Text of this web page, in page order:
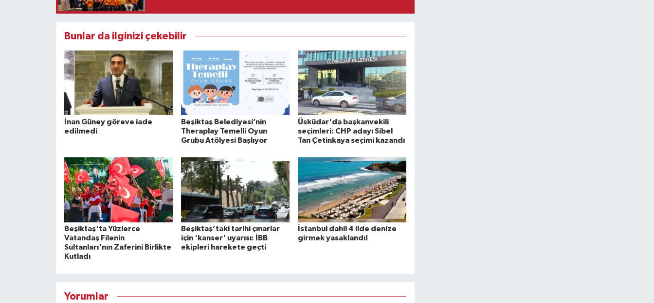
Bunlar da ilginizi çekebilir
İnan Güney göreve iade
edilmedi
Beşiktaş Belediyesi’nin
Theraplay Temelli Oyun
Grubu Atölyesi Başlıyor
Üsküdar'da başkanvekili
seçimleri: CHP adayı Sibel
Tan Çetinkaya seçimi kazandı
Beşiktaş'ta Yüzlerce
Vatandaş Filenin
Sultanları'nın Zaferini Birlikte
Kutladı
Beşiktaş’taki tarihi çınarlar
için 'kanser' uyarısı: İBB
ekipleri harekete geçti
İstanbul dahil 4 ilde denize
girmek yasaklandı!
Yorumlar